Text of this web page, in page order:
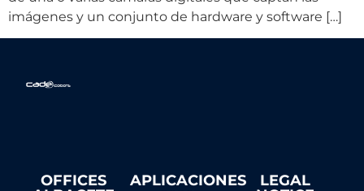
imágenes y un conjunto de hardware y software […]
OFFICES
APLICACIONES
LEGAL